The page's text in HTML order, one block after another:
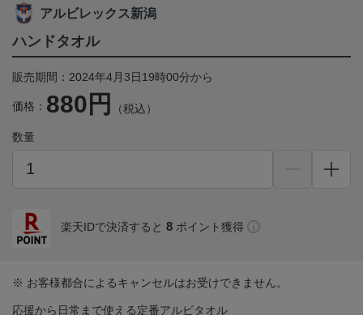
アルビレックス新潟
ハンドタオル
販売期間：2024年4月3日19時00分から
価格： 880円 （税込）
数量
楽天IDで決済すると 8 ポイント獲得
※ お客様都合によるキャンセルはお受けできません。
応援から日常まで使える定番アルビタオル